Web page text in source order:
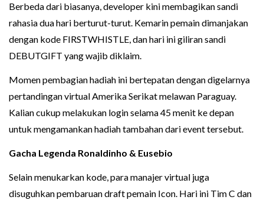
Berbeda dari biasanya, developer kini membagikan sandi
rahasia dua hari berturut-turut. Kemarin pemain dimanjakan
dengan kode FIRSTWHISTLE, dan hari ini giliran sandi
DEBUTGIFT yang wajib diklaim.
Momen pembagian hadiah ini bertepatan dengan digelarnya
pertandingan virtual Amerika Serikat melawan Paraguay.
Kalian cukup melakukan login selama 45 menit ke depan
untuk mengamankan hadiah tambahan dari event tersebut.
Gacha Legenda Ronaldinho & Eusebio
Selain menukarkan kode, para manajer virtual juga
disuguhkan pembaruan draft pemain Icon. Hari ini Tim C dan